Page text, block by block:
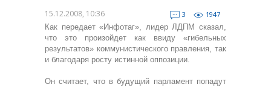
15.12.2008, 10:36 3
1947
Как передает «Инфотаг», лидер ЛДПМ сказал,
что это произойдет как ввиду «гибельных
результатов» коммунистического правления, так
и благодаря росту истинной оппозиции.
Он считает, что в будущий парламент попадут